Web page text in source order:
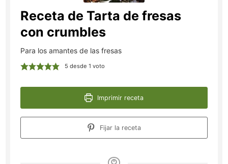
Receta de Tarta de fresas
con crumbles
Para los amantes de las fresas
5 desde 1 voto
Imprimir receta
Fijar la receta